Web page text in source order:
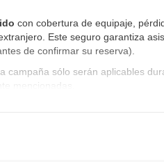
con cobertura de equipaje,
Este seguro garantiza
de confirmar su reserva)
campaña sólo serán aplicables
mencionadas.